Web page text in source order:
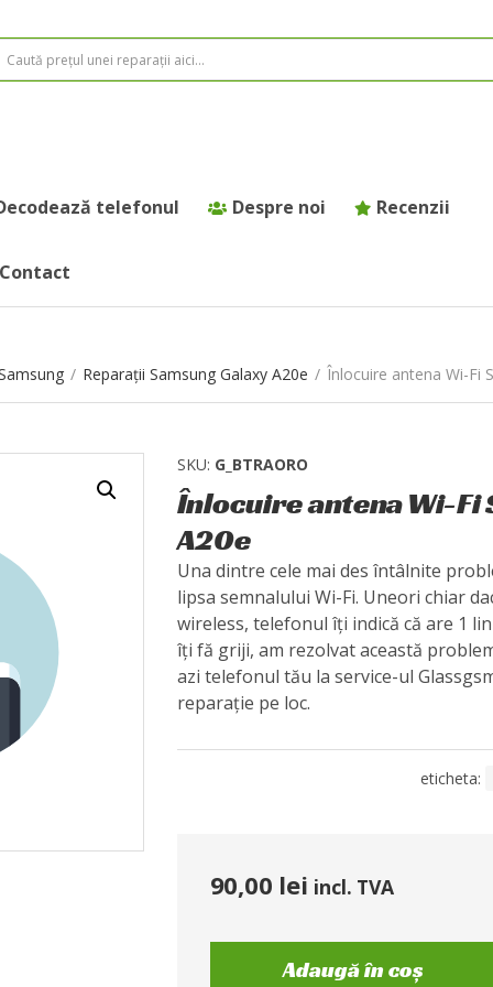
telefonul Despre noi Recenzii
Contact
/ Reparații Samsung Galaxy A20e / Înlocuire antena Wi-Fi
SKU: G_BTRAORO
Înlocuire antena Wi-Fi
A20e
Una dintre cele mai des întâlnite
lipsa semnalului Wi-Fi. Uneori chiar
wireless, telefonul îți indică că are 1
îți fă griji, am rezolvat această
azi telefonul tău la service-ul
reparație pe loc.
eticheta:
90,00 lei incl. TVA
Adaugă în coș